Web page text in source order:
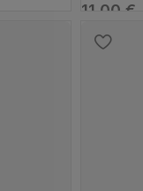
11,00 €
VALITSE